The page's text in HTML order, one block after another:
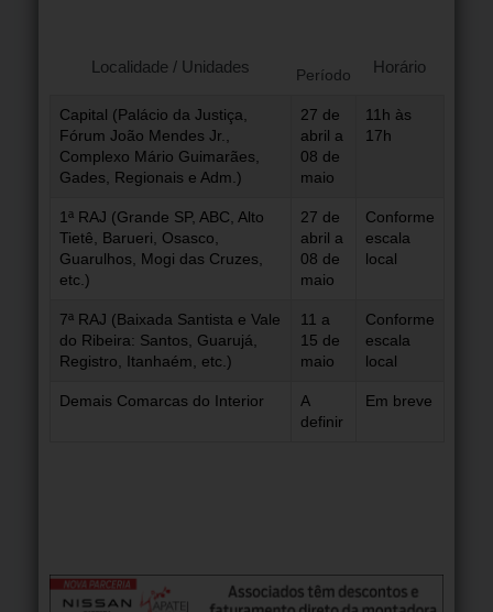
Localidade / Unidades Período Horário
Capital (Palácio da Justiça,
Fórum João Mendes Jr.,
Complexo Mário Guimarães,
Gades, Regionais e Adm.)
27 de
abril a
08 de
maio
11h às
17h
1ª RAJ (Grande SP, ABC, Alto
Tietê, Barueri, Osasco,
Guarulhos, Mogi das Cruzes,
etc.)
27 de
abril a
08 de
maio
Conforme
escala
local
7ª RAJ (Baixada Santista e Vale
do Ribeira: Santos, Guarujá,
Registro, Itanhaém, etc.)
11 a
15 de
maio
Conforme
escala
local
Demais Comarcas do Interior
A
definir
Em breve